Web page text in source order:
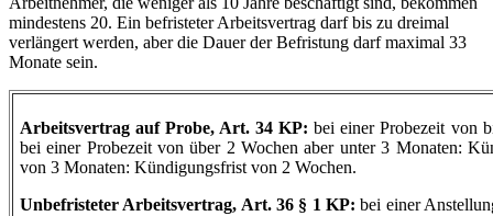
mindestens 20. Ein befristeter Arbeitsvertrag darf bis zu dreimal
verlängert werden, aber die Dauer der Befristung darf maximal 33
Monate sein.
Arbeitsvertrag auf Probe, Art. 34 KP: bei einer Probezeit von
bei einer Probezeit von über 2 Wochen aber unter 3 Monaten:
von 3 Monaten: Kündigungsfrist von 2 Wochen.
Unbefristeter Arbeitsvertrag, Art. 36 § 1 KP: bei einer